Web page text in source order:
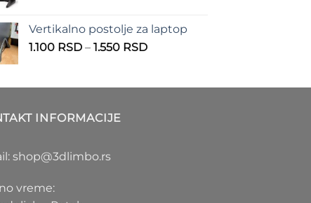
935 RSD
do
Vertikalno postolje za laptop
1.100 RSD – 1.550 RSDRaspon
1.100 RSD
INFORMACIJE
shop@3dlimbo.rs
vreme: